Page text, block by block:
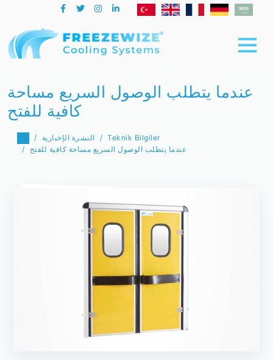
عندما يتطلب الوصول السريع مساحة
كافية للفتح
النشرة الإخبارية
Teknik Bilgiler
عندما يتطلب الوصول السريع مساحة كافية للفتح